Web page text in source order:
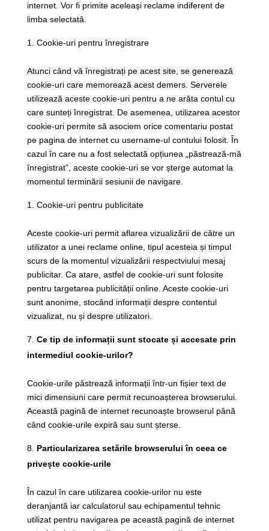
internet. Vor fi primite aceleași reclame indiferent de
limba selectată.
Cookie-uri pentru înregistrare
Atunci când vă înregistrați pe acest site, se generează
cookie-uri care memorează acest demers. Serverele
utilizează aceste cookie-uri pentru a ne arăta contul cu
care sunteți înregistrat. De asemenea, utilizarea acestor
cookie-uri permite să asociem orice comentariu postat
pe pagina de internet cu username-ul contului folosit. În
cazul în care nu a fost selectată opțiunea „păstrează-mă
înregistrat”, aceste cookie-uri se vor șterge automat la
momentul terminării sesiunii de navigare.
Cookie-uri pentru publicitate
Aceste cookie-uri permit aflarea vizualizării de către un
utilizator a unei reclame online, tipul acesteia și timpul
scurs de la momentul vizualizării respectviului mesaj
publicitar. Ca atare, astfel de cookie-uri sunt folosite
pentru targetarea publicității online. Aceste cookie-uri
sunt anonime, stocând informații despre contentul
vizualizat, nu și despre utilizatori.
Ce tip de informații sunt stocate și accesate prin
intermediul cookie-urilor?
Cookie-urile păstrează informații într-un fișier text de
mici dimensiuni care permit recunoașterea browserului.
Această pagină de internet recunoaște browserul până
când cookie-urile expiră sau sunt șterse.
Particularizarea setările browserului în ceea ce
privește cookie-urile
În cazul în care utilizarea cookie-urilor nu este
deranjantă iar calculatorul sau echipamentul tehnic
utilizat pentru navigarea pe această pagină de internet